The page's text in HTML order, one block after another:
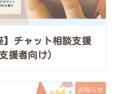
】チャット相談支援
援者向け）
お知らせ